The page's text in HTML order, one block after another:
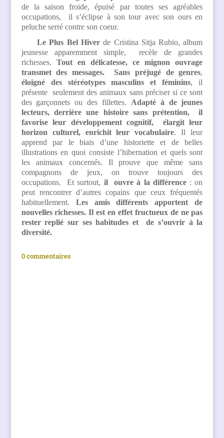
de la saison froide, épuisé par toutes ses agréables
occupations, il s’éclipse à son tour avec son ours en
peluche serré contre son coeur.
Le Plus Bel Hiverde Cristina Sitja Rubio, album
jeunesse apparemment simple, recèle de grandes
richesses. Tout en délicatesse, ce mignon ouvrage
transmet des messages.
Sans préjugé de genres,
éloigné des stéréotypes masculins et féminins, il
présente seulement des animaux sans préciser si ce sont
des garçonnets ou des fillettes. Adapté à de jeunes
lecteurs, derrière une histoire sans prétention, il
favorise leur développement cognitif, élargit leur
horizon culturel, enrichit leur vocabulaire. Il leur
apprend par le biais d’une historiette et de belles
illustrations en quoi consiste l’hibernation et quels sont
les animaux concernés. Il prouve que même sans
compagnons de jeux, on trouve toujours des
occupations. Et surtout, il ouvre à la différence: on
peut rencontrer d’autres copains que ceux fréquentés
habituellement. Les amis différents apportent de
nouvelles richesses. Il est en effet fructueux de ne pas
rester replié sur ses habitudes et de s’ouvrir à la
diversité.
0 commentaires